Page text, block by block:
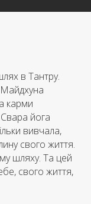
в Тантру.
карми
йога
вивчала,
свого життя.
шляху. Та цей
свого життя,